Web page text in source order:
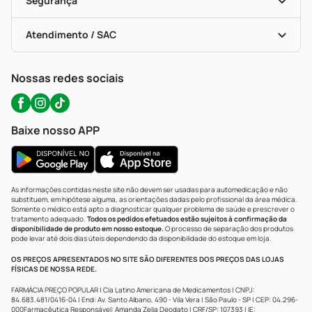
Troca E Devolução
Bulas De A A Z
Políticas De Marketplace
Testes Rápidos
Autoteste Covid-19
Portal Da Privacidade
Atendimento / SAC
Nossas redes sociais
Baixe nosso APP
As informações contidas neste site não devem ser usadas para automedicação e não
substituem, em hipótese alguma, as orientações dadas pelo profissional da área médica.
Somente o médico está apto a diagnosticar qualquer problema de saúde e prescrever o
tratamento adequado. Todos os pedidos efetuados estão sujeitos à confirmação da
disponibilidade de produto em nosso estoque.O processo de separação dos produtos
pode levar até dois dias úteis dependendo da disponibilidade do estoque em loja.
OS PREÇOS APRESENTADOS NO SITE SÃO DIFERENTES DOS PREÇOS DAS LOJAS
FÍSICAS DE NOSSA REDE.
FARMÁCIA PREÇO POPULAR | Cia Latino Americana de Medicamentos | CNPJ:
84.683.481/0416-04 | End: Av. Santo Albano, 490 - Vila Vera | São Paulo - SP | CEP: 04.296-
000Farmacêutica Responsável: Amanda Zelia Deodato | CRF/SP: 107393 | IE: